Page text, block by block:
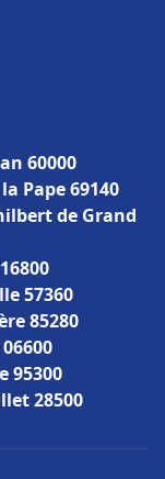
60000
Pape 69140
de Grand
57360
85280
95300
28500